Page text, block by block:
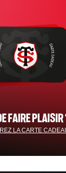
FAIRE
LA CARTE